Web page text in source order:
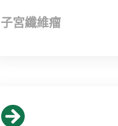
子宮纖維瘤